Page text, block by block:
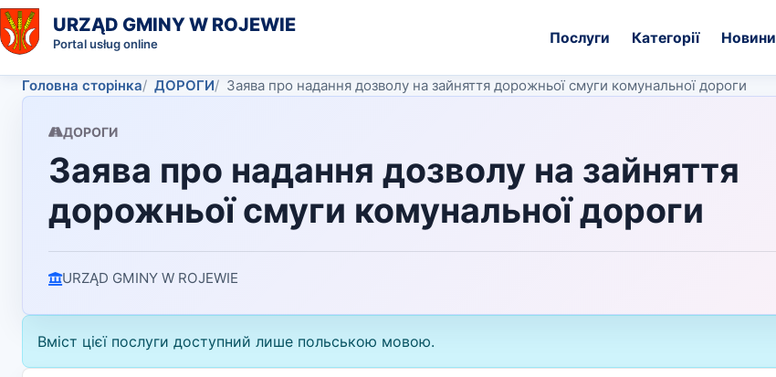
URZĄD GMINY W ROJEWIE
Portal usług online Послуги Категорії Новини
Головна сторінка ДОРОГИ Заява про надання дозволу на зайняття дорожньої смуги комунальної дороги
ДОРОГИ
Заява про надання дозволу на зайняття
дорожньої смуги комунальної дороги
URZĄD GMINY W ROJEWIE
Вміст цієї послуги доступний лише польською мовою.